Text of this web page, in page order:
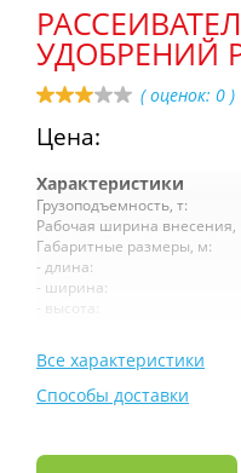
УДОБРЕНИЙ
( оценок: 0 )
Цена:
Характеристики
Грузоподъемность, т:
Рабочая ширина внесения,
Габаритные размеры, м:
- длина:
- ширина:
- высота:
Все характеристики
Способы доставки